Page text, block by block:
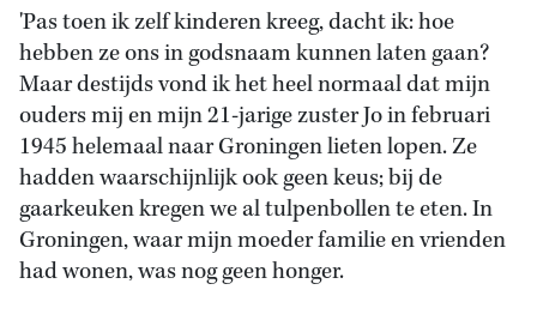
'Pas toen ik zelf kinderen kreeg, dacht ik: hoe
hebben ze ons in godsnaam kunnen laten gaan?
Maar destijds vond ik het heel normaal dat mijn
ouders mij en mijn 21-jarige zuster Jo in februari
1945 helemaal naar Groningen lieten lopen. Ze
hadden waarschijnlijk ook geen keus; bij de
gaarkeuken kregen we al tulpenbollen te eten. In
Groningen, waar mijn moeder familie en vrienden
had wonen, was nog geen honger.